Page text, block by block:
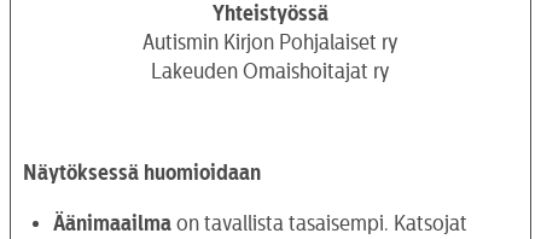
Yhteistyössä
Autismin Kirjon Pohjalaiset ry
Lakeuden Omaishoitajat ry
Näytöksessä huomioidaan
Äänimaailma on tavallista tasaisempi. Katsojat